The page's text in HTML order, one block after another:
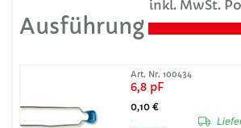
inkl. MwSt.
Ausführung
Art. Nr. 100434
6,8 pF
0,10 €